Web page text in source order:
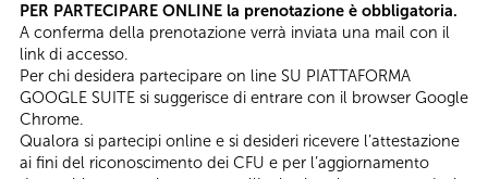
PER PARTECIPARE ONLINE la prenotazione è obbligatoria.
A conferma della prenotazione verrà inviata una mail con il
link di accesso.
Per chi desidera partecipare on line SU PIATTAFORMA
GOOGLE SUITE si suggerisce di entrare con il browser Google
Chrome.
Qualora si partecipi online e si desideri ricevere l’attestazione
ai fini del riconoscimento dei CFU e per l’aggiornamento